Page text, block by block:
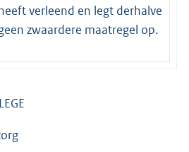
verleend en legt derhalve
zwaardere maatregel op.